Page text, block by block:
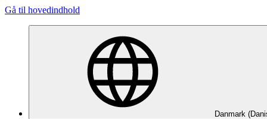
Gå til hovedindhold
Danmark